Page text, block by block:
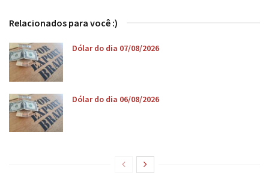
Relacionados para você :)
Dólar do dia 07/08/2026
Dólar do dia 06/08/2026